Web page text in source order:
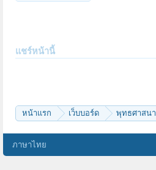
แชร์หน้านี้
หน้าแรก เว็บบอร์ด พุทธศาสนา
ภาษาไทย